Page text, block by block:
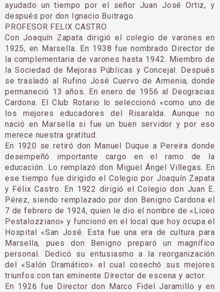
ayudado un tiem­po por el señor Juan José Ortiz, y
después por don Ignacio Buitrago.
PROFESOR FELIX CASTRO
Con Joaquín Zapata dirigió el colegio de varones en
1925, en Marsella. En 1938 fue nombrado Director de
la complementaria de varones hasta 1942. Miembro de
la Sociedad de Mejoras Públicas y Concejal. Después
se trasladó al Rufino José Cuervo de Armenia, donde
permaneció 13 años. En enero de 1956 al Deogracias
Cardona. El Club Rotario lo seleccionó «como uno de
los mejores educadores del Risaralda. Aunque no
nació en Marsella si fue un buen servidor y por eso
merece nuestra gratitud.
En 1920 se retiró don Manuel Duque a Pereira donde
desempeñó importante cargo en el ramo de la
educación. Lo remplazó don Miguel Ángel Ville­gas. En
ese tiempo fue dirigido el Colegio por Joa­quín Zapata
y Félix Castro. En 1922 dirigió el Cole­gio don Juan E.
Pérez, siendo remplazado por don Benigno Cardona el
7 de febrero de 1924, quien le dio el nombre de «Liceo
Pestalozziano» y funcionó en el local que hoy ocupa el
Hospital «San José. Esta fue una era de cultura para
Marsella, pues don Benigno preparó un magnífico
personal. Dedicó su entusiasmo a la reorganización
del «Salón Dramá­tico» el cual cosechó sus mejores
triunfos con tan eminente Director de escena y actor.
En 1926 fue Director don Marco Fidel Jaramillo y en